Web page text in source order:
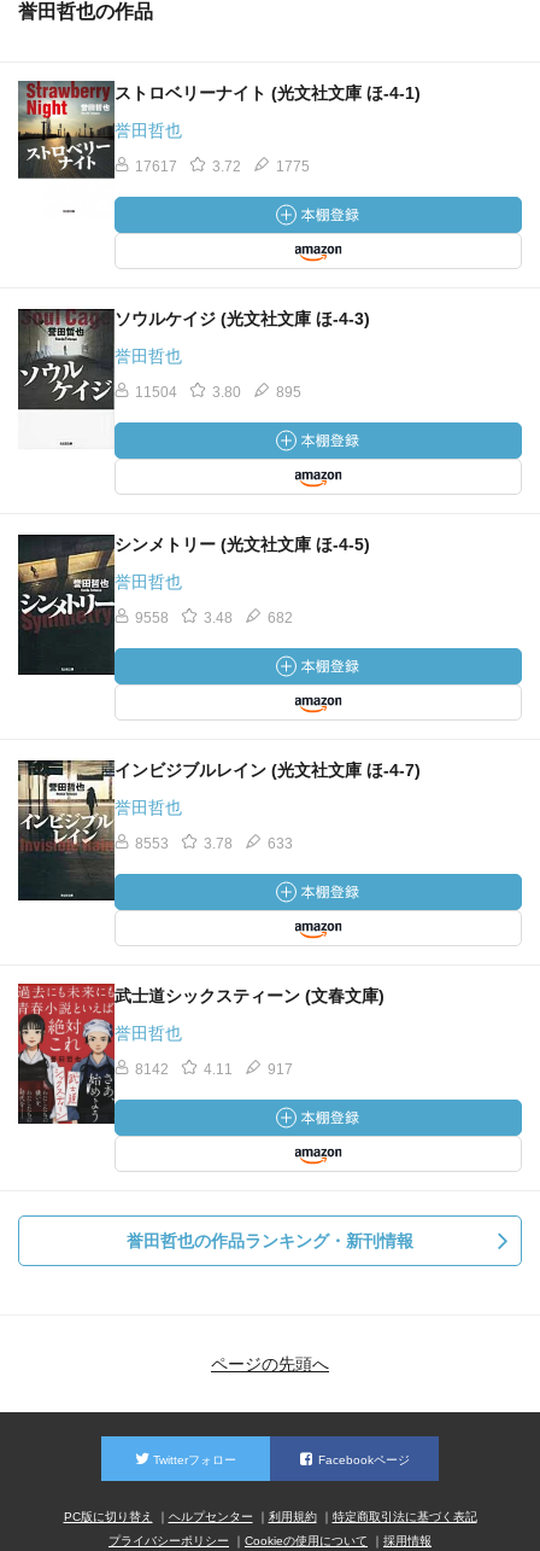
誉田哲也の作品
ストロベリーナイト (光文社文庫 ほ-4-1)
誉田哲也
17617 3.72 1775
ソウルケイジ (光文社文庫 ほ-4-3)
誉田哲也
11504 3.80 895
シンメトリー (光文社文庫 ほ-4-5)
誉田哲也
9558 3.48 682
インビジブルレイン (光文社文庫 ほ-4-7)
誉田哲也
8553 3.78 633
武士道シックスティーン (文春文庫)
誉田哲也
8142 4.11 917
誉田哲也の作品ランキング・新刊情報
ページの先頭へ
Twitterフォロー Facebookページ
PC版に切り替え ヘルプセンター 利用規約
特定商取引法に基づく表記
プライバシーポリシー
Cookieの使用について 採用情報